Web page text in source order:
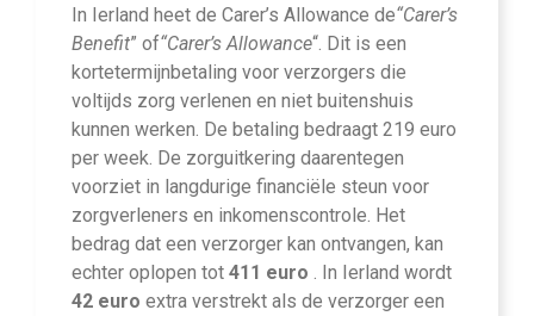
In Ierland heet de Carer’s Allowance de“Carer’s
Benefit” of“Carer’s Allowance“. Dit is een
kortetermijnbetaling voor verzorgers die
voltijds zorg verlenen en niet buitenshuis
kunnen werken. De betaling bedraagt 219 euro
per week. De zorguitkering daarentegen
voorziet in langdurige financiële steun voor
zorgverleners en inkomenscontrole. Het
bedrag dat een verzorger kan ontvangen, kan
echter oplopen tot 411 euro
. In Ierland wordt
42 euro extra verstrekt als de verzorger een